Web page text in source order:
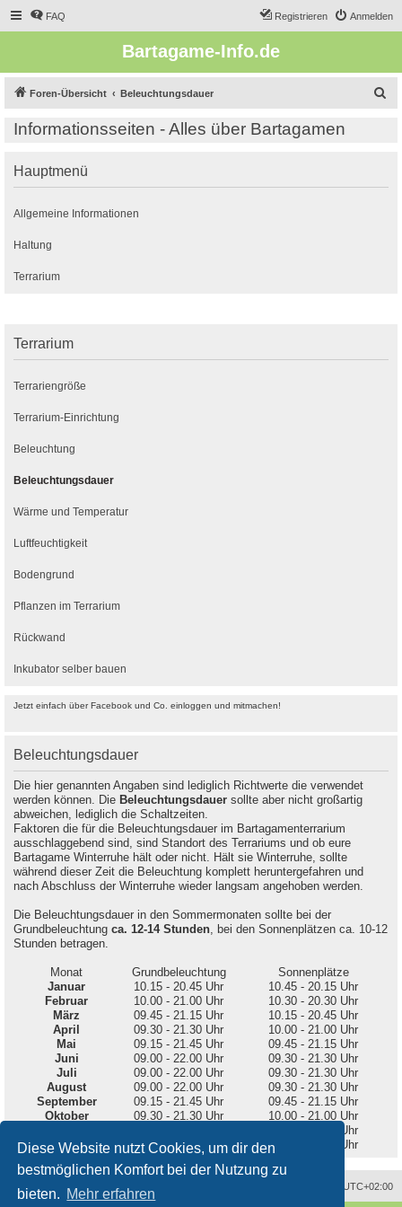
Diese Website nutzt Cookies, um dir den
bestmöglichen Komfort bei der Nutzung zu
bieten. Mehr erfahren
FAQ Anmelden
Registrieren
Bartagame-Info.de
Foren-Übersicht Beleuchtungsdauer
Informationsseiten - Alles über Bartagamen
Hauptmenü
Allgemeine Informationen
Haltung
Terrarium
Jetzt einfach über Facebook und Co. einloggen und mitmachen!
Beleuchtungsdauer
Die hier genannten Angaben sind lediglich Richtwerte die verwendet
werden können. Die Beleuchtungsdauer sollte aber nicht großartig
abweichen, lediglich die Schaltzeiten.
Faktoren die für die Beleuchtungsdauer im Bartagamenterrarium
ausschlaggebend sind, sind Standort des Terrariums und ob eure
Bartagame Winterruhe hält oder nicht. Hält sie Winterruhe, sollte
während dieser Zeit die Beleuchtung komplett heruntergefahren und
nach Abschluss der Winterruhe wieder langsam angehoben werden.
Die Beleuchtungsdauer in den Sommermonaten sollte bei der
Grundbeleuchtung ca. 12-14 Stunden, bei den Sonnenplätzen ca. 10-12
Stunden betragen.
Monat Grundbeleuchtung
Sonnenplätze
Januar
10.15 - 20.45 Uhr
10.45 - 20.15 Uhr
Februar
10.00 - 21.00 Uhr
10.30 - 20.30 Uhr
März
09.45 - 21.15 Uhr
10.15 - 20.45 Uhr
April
09.30 - 21.30 Uhr
10.00 - 21.00 Uhr
Mai
09.15 - 21.45 Uhr
09.45 - 21.15 Uhr
Juni
09.00 - 22.00 Uhr
09.30 - 21.30 Uhr
Juli
09.00 - 22.00 Uhr
09.30 - 21.30 Uhr
August
09.00 - 22.00 Uhr
09.30 - 21.30 Uhr
September
09.15 - 21.45 Uhr
09.45 - 21.15 Uhr
Oktober
09.30 - 21.30 Uhr
10.00 - 21.00 Uhr
10.15 - 20.45 Uhr
Dezember
10.00 - 21.00 Uhr 10.30 - 20.30 Uhr
Terrarium
Terrariengröße
Terrarium-Einrichtung
Beleuchtung
Beleuchtungsdauer
Wärme und Temperatur
Luftfeuchtigkeit
Bodengrund
Pflanzen im Terrarium
Rückwand
Inkubator selber bauen
UTC+02:00